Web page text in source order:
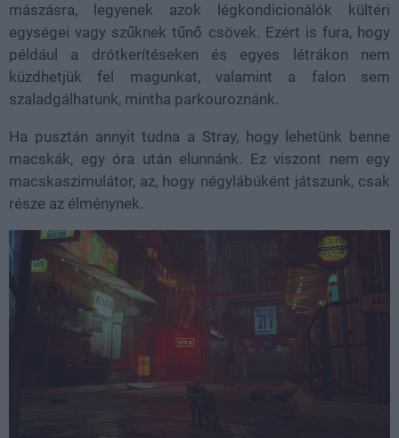
mászásra, legyenek azok légkondicionálók kültéri
egységei vagy szűknek tűnő csövek. Ezért is fura, hogy
például a drótkerítéseken és egyes létrákon nem
küzdhetjük fel magunkat, valamint a falon sem
szaladgálhatunk, mintha parkouroznánk.
Ha pusztán annyit tudna a Stray, hogy lehetünk benne
macskák, egy óra után elunnánk. Ez viszont nem egy
macskaszimulátor, az, hogy négylábúként játszunk, csak
része az élménynek.